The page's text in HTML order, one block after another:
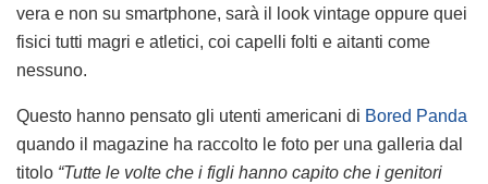
vera e non su smartphone, sarà il look vintage oppure quei
fisici tutti magri e atletici, coi capelli folti e aitanti come
nessuno.
Questo hanno pensato gli utenti americani di Bored Panda
quando il magazine ha raccolto le foto per una galleria dal
titolo “Tutte le volte che i figli hanno capito che i genitori